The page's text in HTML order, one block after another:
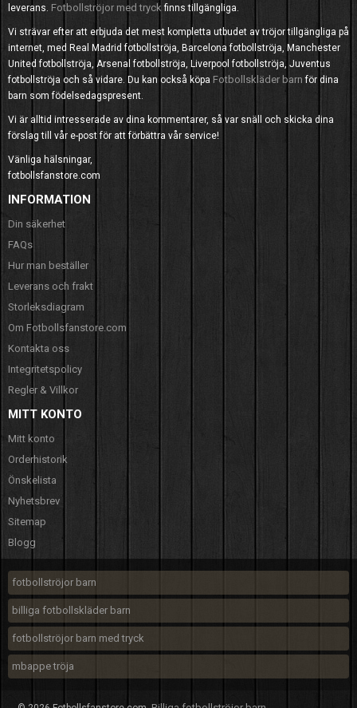
leverans. Fotbollströjor med tryck finns tillgängliga.
Vi strävar efter att erbjuda det mest kompletta utbudet av tröjor tillgängliga på
internet, med Real Madrid fotbollströja, Barcelona fotbollströja, Manchester
United fotbollströja, Arsenal fotbollströja, Liverpool fotbollströja, Juventus
fotbollströja och så vidare. Du kan också köpa Fotbollskläder barn för dina
barn som födelsedagspresent.
Vi är alltid intresserade av dina kommentarer, så var snäll och skicka dina
förslag till vår e-post för att förbättra vår service!
Vänliga hälsningar,
fotbollsfanstore.com
INFORMATION
Din säkerhet
FAQs
Hur man beställer
Leverans och frakt
Storleksdiagram
Om Fotbollsfanstore.com
Kontakta oss
Integritetspolicy
Regler & Villkor
MITT KONTO
Mitt konto
Orderhistorik
Önskelista
Nyhetsbrev
Sitemap
Blogg
fotbollströjor barn
billiga fotbollskläder barn
fotbollströjor barn med tryck
mbappe tröja